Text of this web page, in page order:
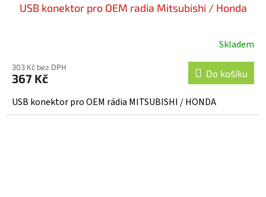
USB konektor pro OEM radia Mitsubishi / Honda
Skladem
303 Kč bez DPH
367 Kč Do košíku
USB konektor pro OEM rádia MITSUBISHI / HONDA